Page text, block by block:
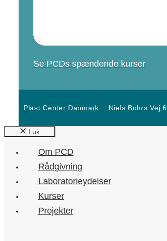
Se PCDs spændende kurser
Plast Center Danmark Niels Bohrs Vej 6
Luk
Om PCD
Rådgivning
Laboratorieydelser
Kurser
Projekter